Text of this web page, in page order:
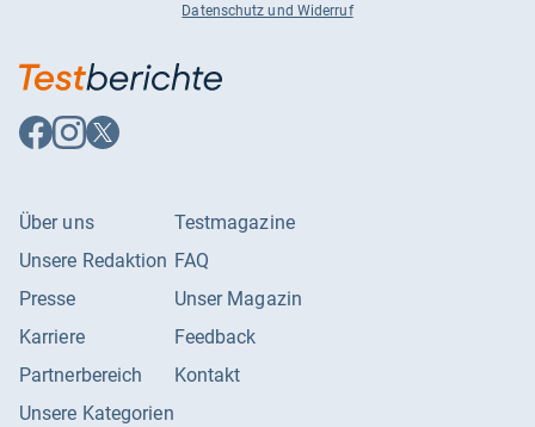
Datenschutz und Widerruf
Auf
Facebook
Auf
Instagram
Auf
X
Über uns
Unsere Redaktion
Presse
Karriere
Partnerbereich
Unsere Kategorien
Testmagazine
FAQ
Unser Magazin
Feedback
Kontakt